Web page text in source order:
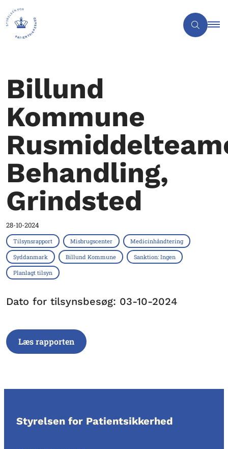
Billund
Kommune
Behandling,
Grindsted
28-10-2024
Tilsynsrapport Misbrugscenter Medicinhåndtering
Syddanmark Billund Kommune Sanktion: Ingen
Planlagt tilsyn
Dato for tilsynsbesøg: 03-10-2024
Læs rapporten
Styrelsen for Patientsikkerhed